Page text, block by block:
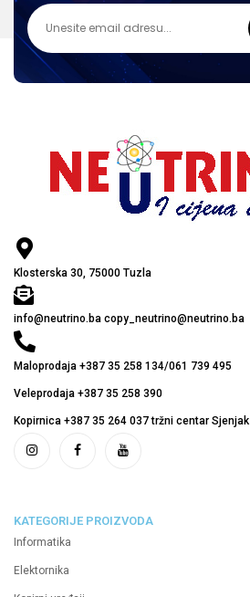
Klosterska 30, 75000 Tuzla
info@neutrino.ba copy_neutrino@neutrino.ba
Maloprodaja +387 35 258 134/061 739 495
Veleprodaja +387 35 258 390
Kopirnica +387 35 264 037 tržni centar Sjenjak
KATEGORIJE PROIZVODA
Informatika
Elektornika